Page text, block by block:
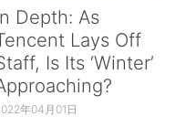
Depth: As
Lays Off
Is Its ‘Winter’
年04月01日